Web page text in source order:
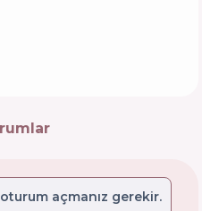
açmanız gerekir.